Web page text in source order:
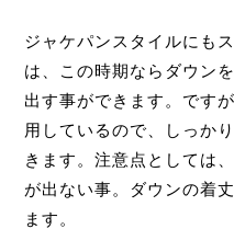
ジャケパンスタイルにも
は、この時期ならダウン
出す事ができます。です
用しているので、しっか
きます。注意点としては
が出ない事。ダウンの着
ます。